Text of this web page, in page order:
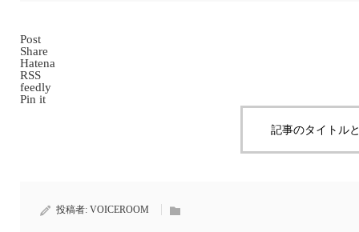
Post
Share
Hatena
RSS
feedly
Pin it
記事のタイトル
投稿者: VOICEROOM